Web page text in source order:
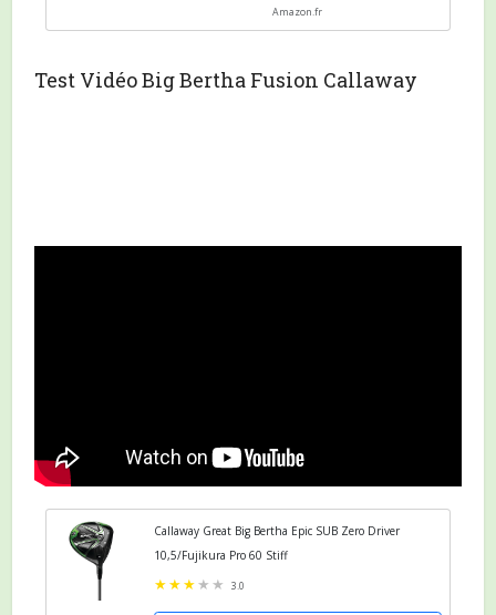
Amazon.fr
Test Vidéo Big Bertha Fusion Callaway
Callaway Great Big Bertha Epic SUB Zero Driver
10,5/Fujikura Pro 60 Stiff
3.0